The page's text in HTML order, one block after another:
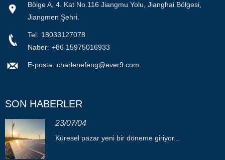
Bölge A, 4. Kat No.116 Jiangmu Yolu, Jianghai Bölgesi,
Jiangmen Şehri.
Tel: 18033127078
Naber: +86 15975016933
E-posta: charlenefeng@ever9.com
SON HABERLER
23/07/04
Küresel pazar yeni bir döneme giriyor...